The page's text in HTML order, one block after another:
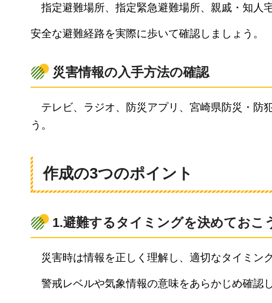
指定避難場所、指定緊急避難場所、親戚・知人
安全な避難経路を実際に歩いて確認しましょう。
災害情報の入手方法の確認
テレビ、ラジオ、防災アプリ、宮崎県防災・防
う。
作成の3つのポイント
1.避難するタイミングを決めておこ
災害時は情報を正しく理解し、適切なタイミン
警戒レベルや気象情報の意味をあらかじめ確認